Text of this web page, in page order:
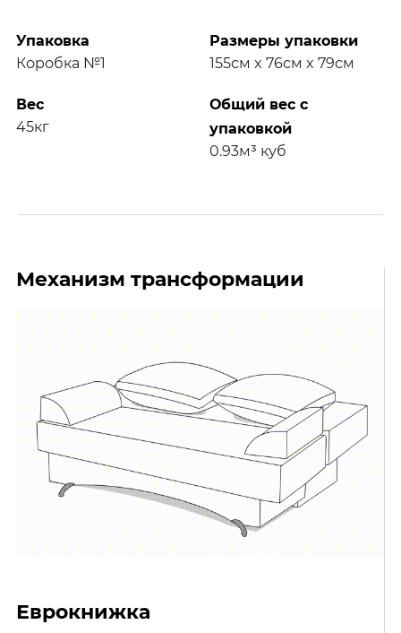
Упаковка
Коробка №1
Размеры упаковки
155см x 76см x 79см
Вес
45кг
Общий вес с
упаковкой
0.93м³ куб
Механизм трансформации
Еврокнижка